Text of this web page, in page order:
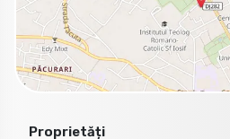
Proprietăți